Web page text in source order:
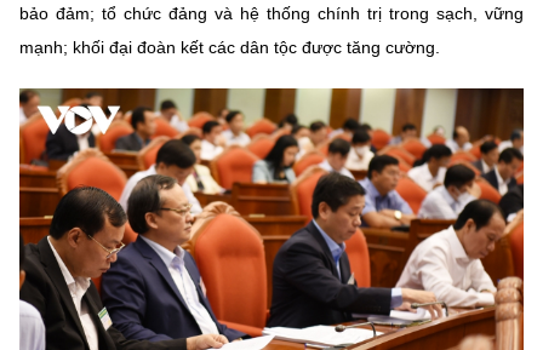
bảo đảm; tổ chức đảng và hệ thống chính trị trong sạch, vững
mạnh; khối đại đoàn kết các dân tộc được tăng cường.